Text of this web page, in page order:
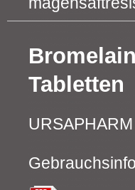
Tabletten